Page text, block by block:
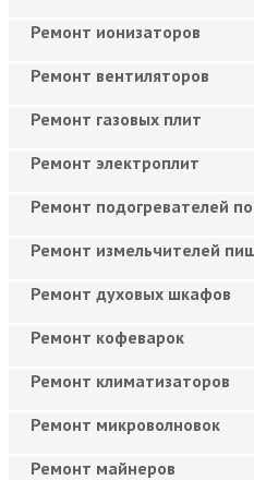
Ремонт ионизаторов
Ремонт вентиляторов
Ремонт газовых плит
Ремонт электроплит
Ремонт подогревателей
Ремонт измельчителей
Ремонт духовых шкафов
Ремонт кофеварок
Ремонт климатизаторов
Ремонт микроволновок
Ремонт майнеров